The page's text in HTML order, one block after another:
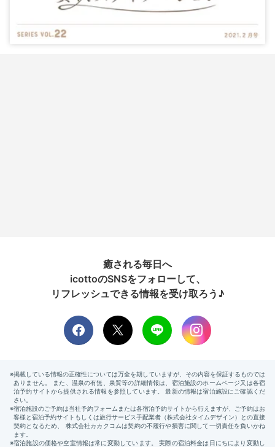
癒される毎日へ
icottoのSNSをフォローして、
リフレッシュできる情報を受け取ろう♪